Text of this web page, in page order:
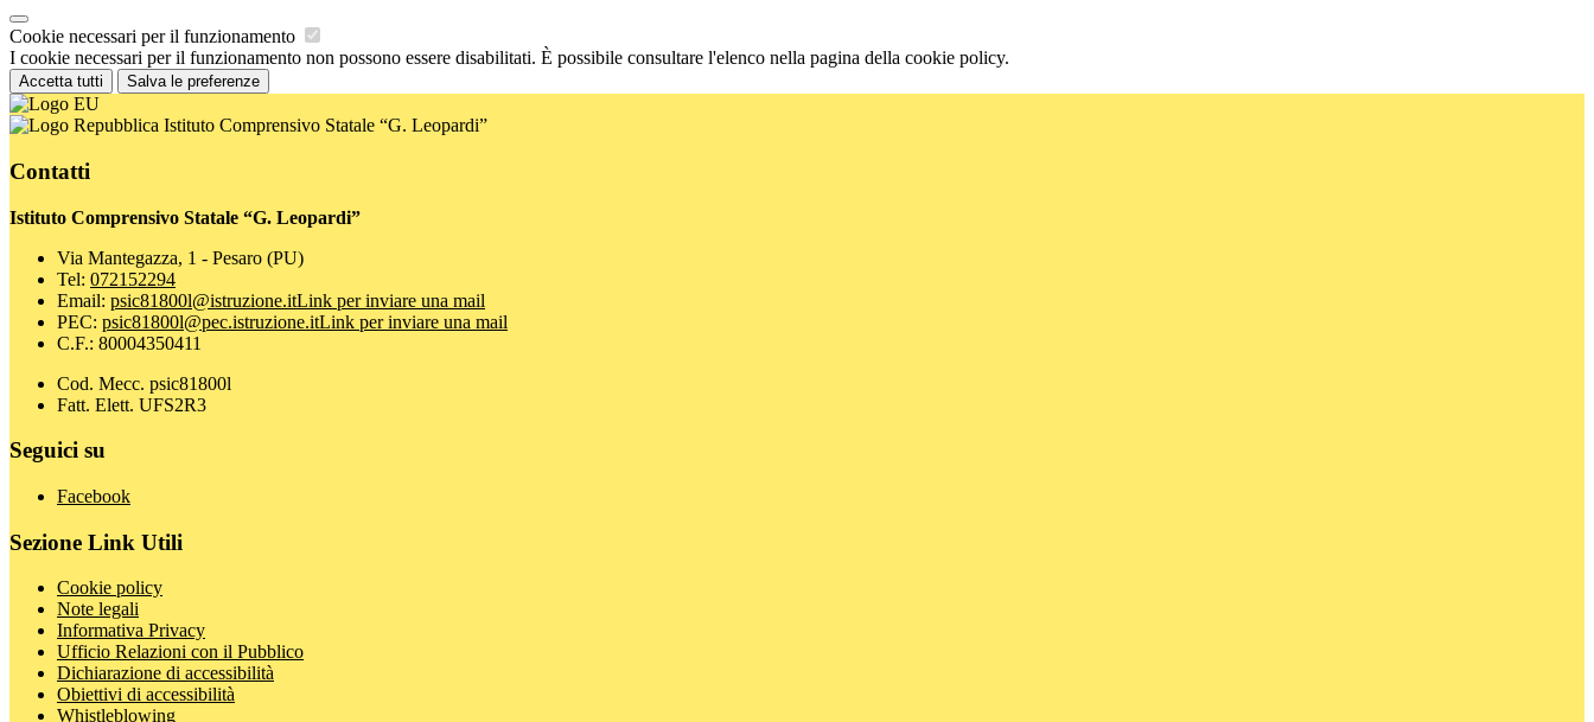
Cookie necessari per il funzionamento
I cookie necessari per il funzionamento non possono essere disabilitati. È possibile consultare l'elenco nella pagina della cookie policy.
Accetta tutti Salva le preferenze
Istituto Comprensivo Statale “G. Leopardi”
Contatti
Istituto Comprensivo Statale “G. Leopardi”
Via Mantegazza, 1 - Pesaro (PU)
Tel: 072152294
Email: psic81800l@istruzione.itLink per inviare una mail
PEC: psic81800l@pec.istruzione.itLink per inviare una mail
C.F.: 80004350411
Cod. Mecc. psic81800l
Fatt. Elett. UFS2R3
Seguici su
Facebook
Sezione Link Utili
Cookie policy
Note legali
Informativa Privacy
Ufficio Relazioni con il Pubblico
Dichiarazione di accessibilità
Obiettivi di accessibilità
Whistleblowing